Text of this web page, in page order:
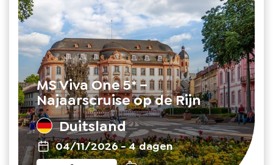
MS Viva One 5* –
Najaarscruise op de Rijn
Duitsland
04/11/2026-4 dagen